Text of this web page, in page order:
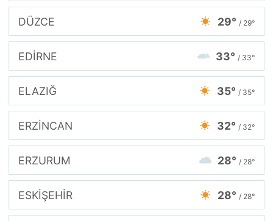
DÜZCE 29° / 29°
EDİRNE 33° / 33°
ELAZIĞ 35° / 35°
ERZİNCAN 32° / 32°
ERZURUM 28° / 28°
ESKİŞEHİR 28° / 28°